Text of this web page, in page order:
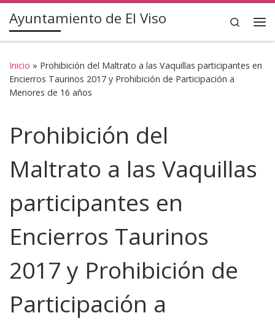
Saltar al contenido
Ayuntamiento de El Viso Search
Inicio » Prohibición del Maltrato a las Vaquillas participantes en
Encierros Taurinos 2017 y Prohibición de Participación a
Menores de 16 años
Prohibición del
Maltrato a las Vaquillas
participantes en
Encierros Taurinos
2017 y Prohibición de
Participación a